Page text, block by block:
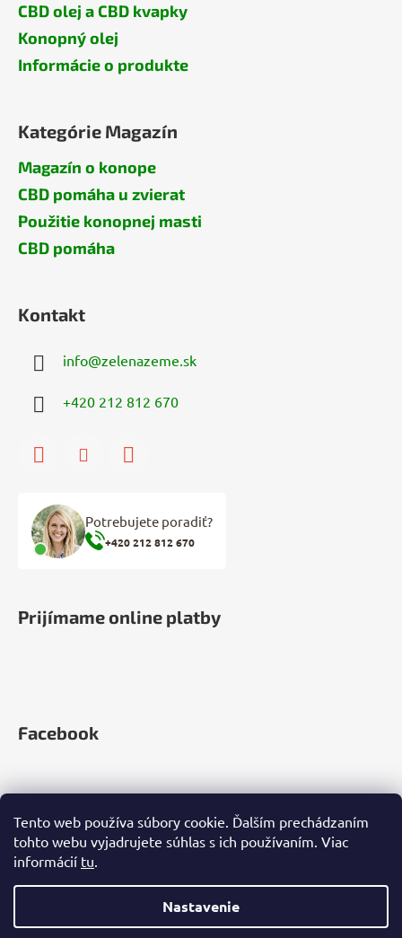
Tento web používa súbory cookie. Ďalším prechádzaním
tohto webu vyjadrujete súhlas s ich používaním. Viac
informácií tu.
Nastavenie
CBD olej a CBD kvapky
Konopný olej
Informácie o produkte
Kategórie Magazín
Magazín o konope
CBD pomáha u zvierat
Použitie konopnej masti
CBD pomáha
Kontakt
info@zelenazeme.sk
+420 212 812 670
Potrebujete poradiť?
+420 212 812 670
Prijímame online platby
Facebook
Vytvoril Shoptet